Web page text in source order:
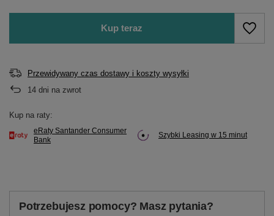
Kup teraz
Przewidywany czas dostawy i koszty wysyłki
14 dni na zwrot
Kup na raty:
eRaty Santander Consumer
Bank
Szybki Leasing w 15 minut
Potrzebujesz pomocy? Masz pytania?